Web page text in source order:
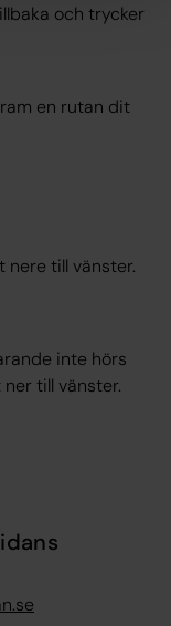
och trycker
en rutan dit
nere till vänster.
inte hörs
till vänster.